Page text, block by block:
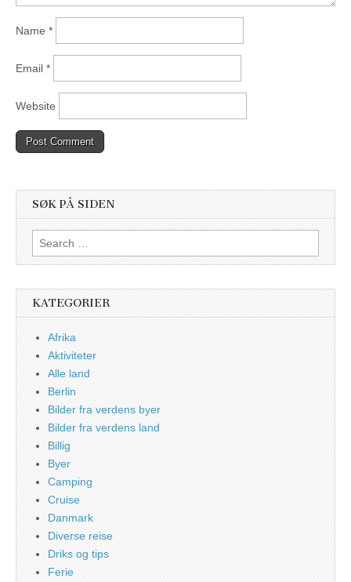
Name *
Email *
Website
SØK PÅ SIDEN
Search
for:
KATEGORIER
Afrika
Aktiviteter
Alle land
Berlin
Bilder fra verdens byer
Bilder fra verdens land
Billig
Byer
Camping
Cruise
Danmark
Diverse reise
Driks og tips
Ferie